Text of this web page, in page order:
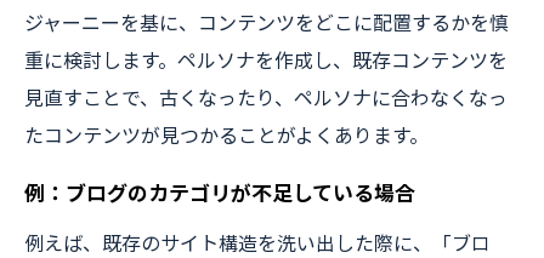
ジャーニーを基に、コンテンツをどこに配置するかを慎
重に検討します。ペルソナを作成し、既存コンテンツを
見直すことで、古くなったり、ペルソナに合わなくなっ
たコンテンツが見つかることがよくあります。
例：ブログのカテゴリが不足している場合
例えば、既存のサイト構造を洗い出した際に、「ブロ